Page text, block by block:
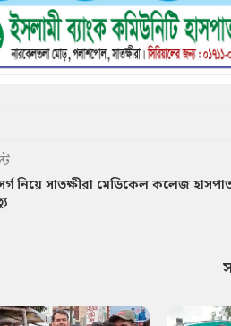
নিয়ে সাতক্ষীরা মেডিকেল কলেজ